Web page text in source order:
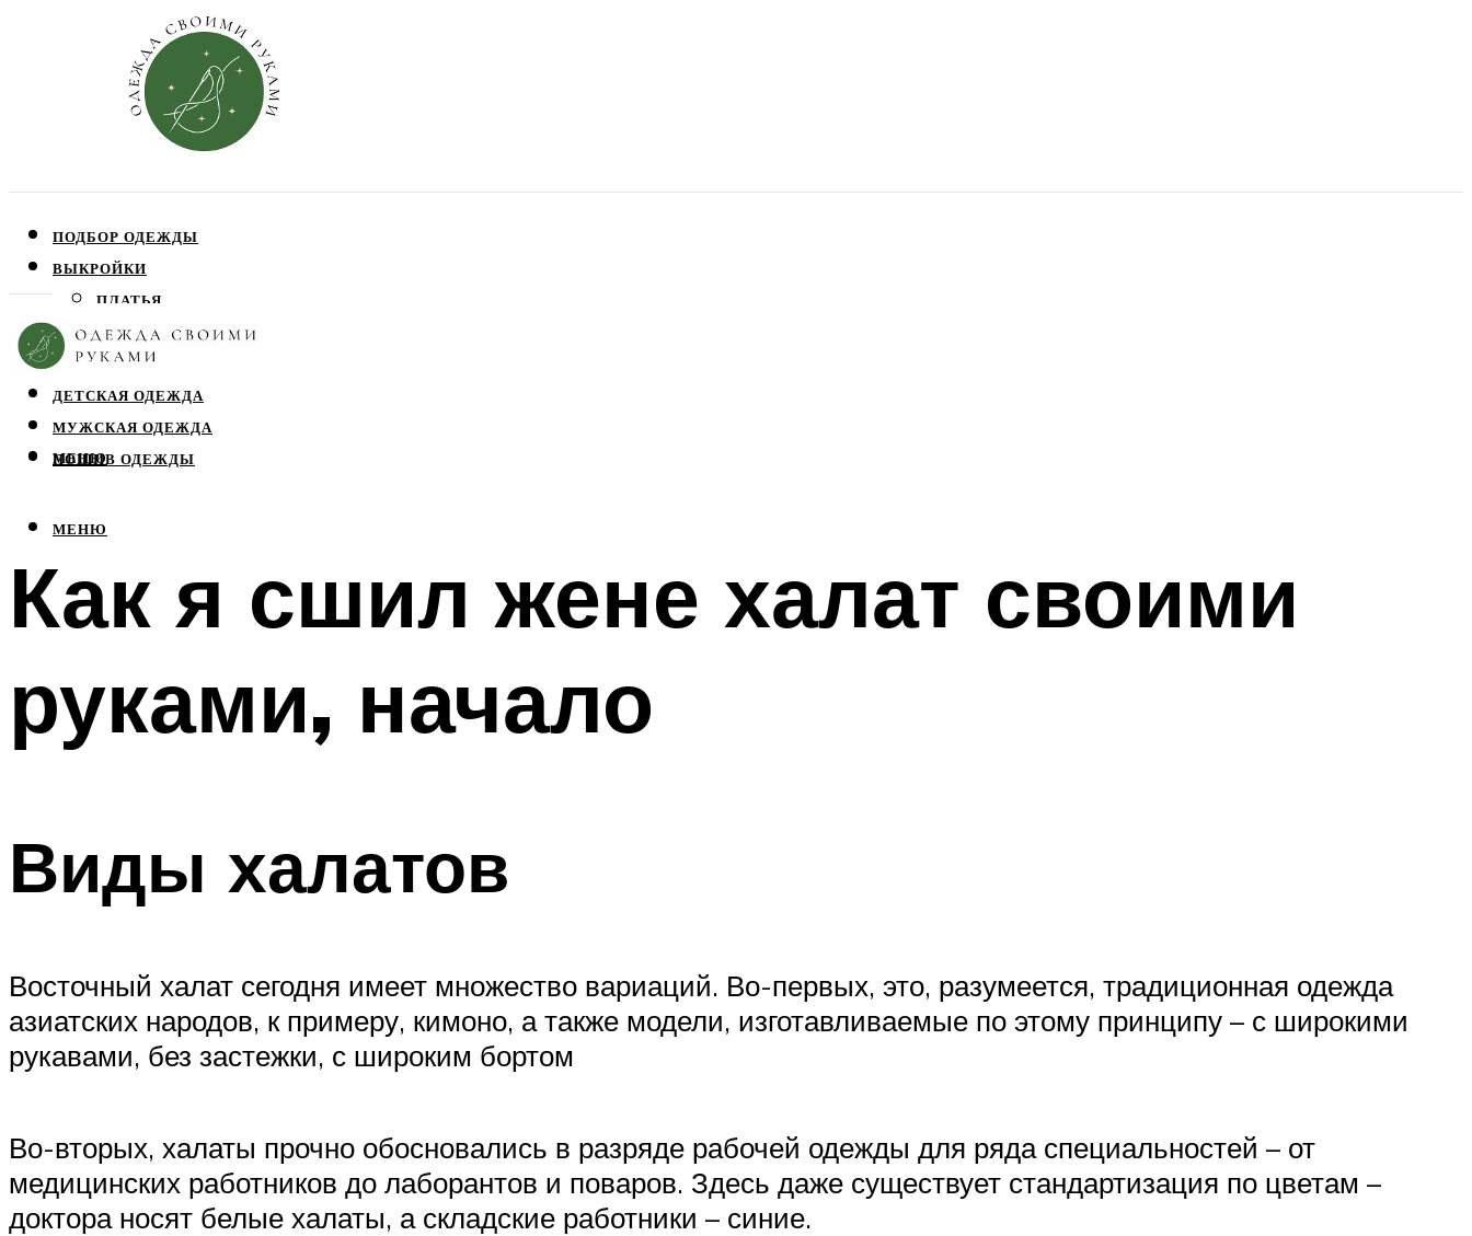
ПОДБОР ОДЕЖДЫ
ВЫКРОЙКИ
ПЛАТЬЯ
ЮБКИ
БЛУЗЫ
ДЕТСКАЯ ОДЕЖДА
МУЖСКАЯ ОДЕЖДА
ПОШИВ ОДЕЖДЫ
МЕНЮ
МЕНЮ
Как я сшил жене халат своими
руками, начало
Виды халатов
Восточный халат сегодня имеет множество вариаций. Во-первых, это, разумеется, традиционная одежда
азиатских народов, к примеру, кимоно, а также модели, изготавливаемые по этому принципу – с широкими
рукавами, без застежки, с широким бортом
Во-вторых, халаты прочно обосновались в разряде рабочей одежды для ряда специальностей – от
медицинских работников до лаборантов и поваров. Здесь даже существует стандартизация по цветам –
доктора носят белые халаты, а складские работники – синие.